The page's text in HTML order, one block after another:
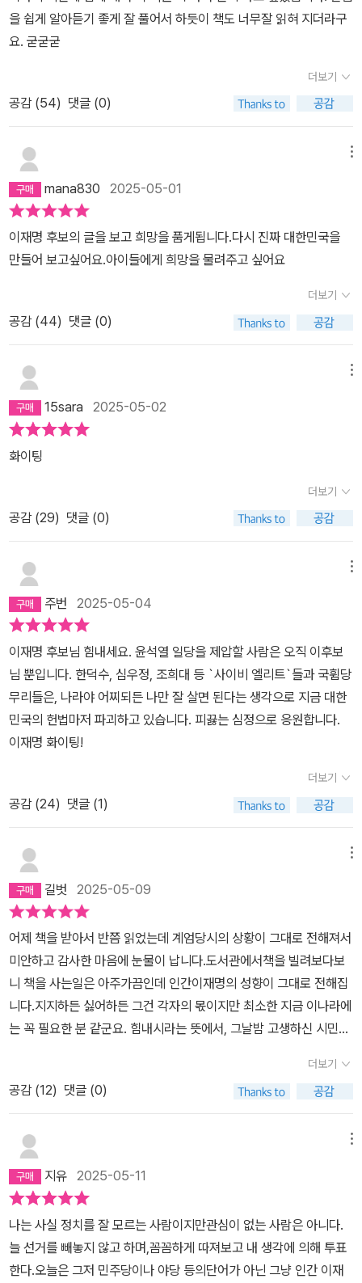
을 쉽게 알아듣기 좋게 잘 풀어서 하듯이 책도 너무잘 읽혀 지더라구
요. 굳굳굳
더보기
공감 (54) 댓글 (0)
mana830 2025-05-01
이재명 후보의 글을 보고 희망을 품게됩니다.다시 진짜 대한민국을
만들어 보고싶어요.아이들에게 희망을 물려주고 싶어요
더보기
공감 (44) 댓글 (0)
15sara 2025-05-02
화이팅
더보기
공감 (29) 댓글 (0)
주번 2025-05-04
이재명 후보님 힘내세요. 윤석열 일당을 제압할 사람은 오직 이후보
님 뿐입니다. 한덕수, 심우정, 조희대 등 `사이비 엘리트`들과 국휨당
무리들은, 나라야 어찌되든 나만 잘 살면 된다는 생각으로 지금 대한
민국의 헌법마저 파괴하고 있습니다. 피끓는 심정으로 응원합니다.
이재명 화이팅!
더보기
공감 (24) 댓글 (1)
길벗 2025-05-09
어제 책을 받아서 반쯤 읽었는데 계엄당시의 상황이 그대로 전해져서
미안하고 감사한 마음에 눈물이 납니다.도서관에서책을 빌려보다보
니 책을 사는일은 아주가끔인데 인간이재명의 성향이 그대로 전해집
니다.지지하든 싫어하든 그건 각자의 몫이지만 최소한 지금 이나라에
는 꼭 필요한 분 같군요. 힘내시라는 뜻에서, 그날밤 고생하신 시민들
더보기
공감 (12) 댓글 (0)
지유 2025-05-11
나는 사실 정치를 잘 모르는 사람이지만관심이 없는 사람은 아니다.
늘 선거를 빼놓지 않고 하며,꼼꼼하게 따져보고 내 생각에 의해 투표
한다.오늘은 그저 민주당이나 야당 등의단어가 아닌 그냥 인간 이재